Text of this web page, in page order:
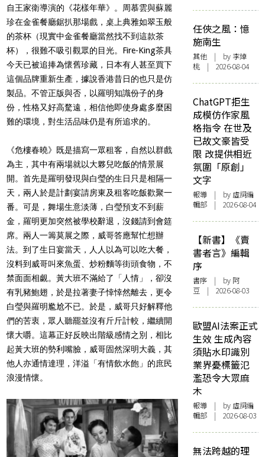
自王家衛導演的《花樣年華》。周慕雲與蘇麗
珍在金雀餐廳鋸扒那場戲，桌上典雅如翠玉般
的茶杯（現實中金雀餐廳當然找不到這款茶
杯），很難不吸引觀眾的目光。Fire-King茶具
今天已被追捧為懷舊珍藏，日本有人甚至買下
這個品牌重新生產，據說香港昔日的也只是仿
製品。不管正版與否，以羅明知識份子的身
份，性格又好高騖遠，相信他即使身處多麼困
難的環境，對生活品味仍是有所追求的。
《危樓春曉》既是描寫一眾租客，自然以群戲
為主，其中有兩場就以大夥兒吃飯的情景展
開。首先是羅明發現與白瑩的生日只是相隔一
天，兩人於是計劃宴請房東及租客吃飯歡聚一
番。可是，舞場生意淡薄，白瑩預支不到薪
金，羅明更加突然被學校辭退，沒錢請到會筵
席。兩人一籌莫展之際，威哥答應幫忙想辦
法。到了生日宴當天，人人以為可以吃大餐，
沒料到威哥叫來魚蛋、炒粉麵等街頭食物，不
禁面面相覷。黃大班不滿給了「人情」，卻沒
有乳豬鮑翅，於是拉著妻子悻悻然離去，更令
白瑩與羅明尷尬不已。於是，威哥只好解釋他
們的苦衷，眾人聽罷並沒有斤斤計較，繼續開
懷大嚼。這幕正好反映出階級感情之別，相比
起黃大班的勢利嘴臉，威哥固然深明大義，其
他人亦通情達理，洋溢「有情飲水飽」的庶民
浪漫情懷。
任俠之風：憶
施南生
其他 | by 李焯
桃 | 2026-08-04
ChatGPT拒生
成模仿作家風
格指令 在世及
已故文豪皆受
限 改提供相近
氛圍「原創」
文字
報導 | by 虛詞編
輯部 | 2026-08-04
【新書】《賣
書者言》編輯
序
書序 | by 阿
豆 | 2026-08-03
歐盟AI法案正式
生效 生成內容
須貼水印識別
業界憂標籤氾
濫恐令大眾麻
木
報導 | by 虛詞編
輯部 | 2026-08-03
無法跨越的理